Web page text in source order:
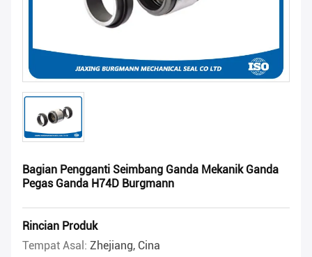
Bagian Pengganti Seimbang Ganda Mekanik Ganda
Pegas Ganda H74D Burgmann
Rincian Produk
Tempat Asal: Zhejiang, Cina